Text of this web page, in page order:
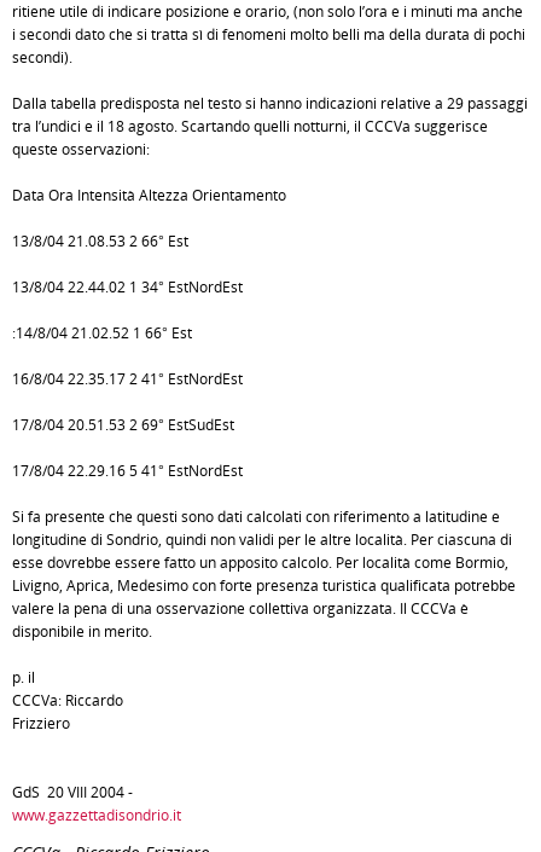
ritiene utile di indicare posizione e orario, (non solo l’ora e i minuti ma anche
i secondi dato che si tratta sì di fenomeni molto belli ma della durata di pochi
secondi).
Dalla tabella predisposta nel testo si hanno indicazioni relative a 29 passaggi
tra l’undici e il 18 agosto. Scartando quelli notturni, il CCCVa suggerisce
queste osservazioni:
Data Ora Intensità Altezza Orientamento
13/8/04 21.08.53 2 66° Est
13/8/04 22.44.02 1 34° EstNordEst
:14/8/04 21.02.52 1 66° Est
16/8/04 22.35.17 2 41° EstNordEst
17/8/04 20.51.53 2 69° EstSudEst
17/8/04 22.29.16 5 41° EstNordEst
Si fa presente che questi sono dati calcolati con riferimento a latitudine e
longitudine di Sondrio, quindi non validi per le altre località. Per ciascuna di
esse dovrebbe essere fatto un apposito calcolo. Per località come Bormio,
Livigno, Aprica, Medesimo con forte presenza turistica qualificata potrebbe
valere la pena di una osservazione collettiva organizzata. Il CCCVa è
disponibile in merito.
p. il
CCCVa: Riccardo
Frizziero
GdS 20 VIII 2004 -
www.gazzettadisondrio.it